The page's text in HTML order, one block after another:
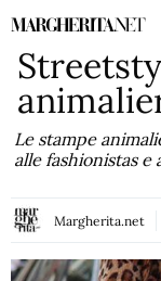
Vai
contenuto
Le stampe
alle fashionistas e
Margherita.net